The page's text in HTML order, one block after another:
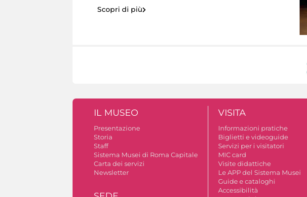
Scopri di più
IL MUSEO
Presentazione
Storia
Staff
Sistema Musei di Roma Capitale
Carta dei servizi
Newsletter
VISITA
Informazioni pratiche
Biglietti e videoguide
Servizi per i visitatori
MIC card
Visite didattiche
Le APP del Sistema Musei
Guide e cataloghi
Accessibilità